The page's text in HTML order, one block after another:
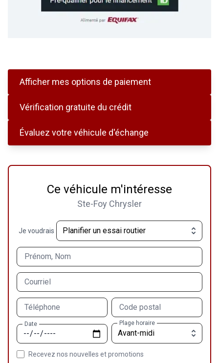
Ce véhicule m'intéresse
Ste-Foy Chrysler
Je voudrais
Prénom, Nom
Courriel
Téléphone Code postal
Date Plage horaire
Recevez nos nouvelles et promotions
Afficher mes options de paiement
Vérification gratuite du crédit
Évaluez votre véhicule d'échange